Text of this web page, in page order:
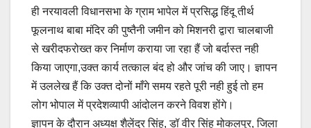
ही नरयावली विधानसभा के ग्राम भापेल में प्रसिद्ध हिंदू तीर्थ
फूलनाथ बाबा मंदिर की पुष्तैनी जमीन को मिशनरी द्वारा चालबाजी
से खरीदफरोख्त कर निर्माण कराया जा रहा हैं जो बर्दास्त नही
किया जाएगा,उक्त कार्य तत्काल बंद हो और जांच की जाए। ज्ञापन
में उललेख हैं कि उक्त दोनों माँगे समय रहते पूरी नही हुई तो हम
लोग भोपाल में प्रदेशव्यापी आंदोलन करने विवश होंगे।
ज्ञापन के दौरान अध्यक्ष शैलेंद्र सिंह, डॉ वीर सिंह मोकलपुर, जिला